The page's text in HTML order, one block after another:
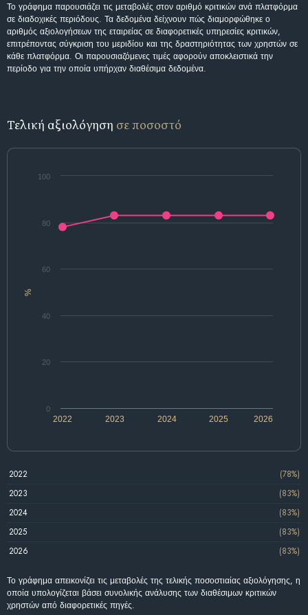
Το γράφημα παρουσιάζει τις μεταβολές στον αριθμό κριτικών ανά πλατφόρμα
σε διαδοχικές περιόδους. Τα δεδομένα δείχνουν πώς διαμορφώθηκε ο
αριθμός αξιολογήσεων της εταιρείας σε διαφορετικές υπηρεσίες κριτικών,
επιτρέποντας σύγκριση του μεριδίου και της δραστηριότητας των χρηστών σε
κάθε πλατφόρμα. Οι παρουσιαζόμενες τιμές αφορούν αποκλειστικά την
περίοδο για την οποία υπήρχαν διαθέσιμα δεδομένα.
Τελική αξιολόγηση σε ποσοστό
%
2022 2024 2026
2023 2025
0
20
40
60
80
100
2022
(78%)
2023
(83%)
2024
(83%)
2025
(83%)
2026
(83%)
Το γράφημα απεικονίζει τις μεταβολές της τελικής ποσοστιαίας αξιολόγησης, η
οποία υπολογίζεται βάσει συνολικής ανάλυσης των διαθέσιμων κριτικών
χρηστών από διαφορετικές πηγές.